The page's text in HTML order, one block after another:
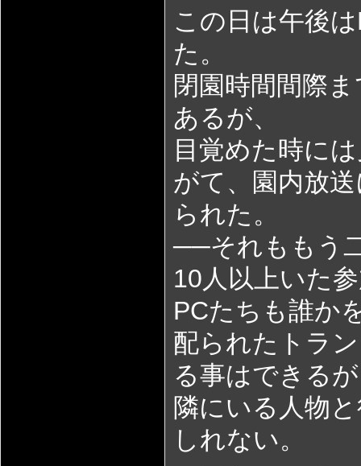
この日は午後
た。
閉園時間間際
あるが、
目覚めた時に
がて、園内放
られた。
──それももう
10人以上いた
PCたちも誰か
配られたトラ
る事はできる
隣にいる人物
しれない。